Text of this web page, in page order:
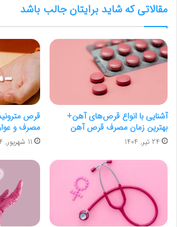
مقالاتی که شاید برایتان جالب باشد
آشنایی با انواع قرص‌های آهن+
بهترین زمان مصرف قرص آهن
24 تیر, 1404
قرص
مصرف و
11 شهریور, 1404